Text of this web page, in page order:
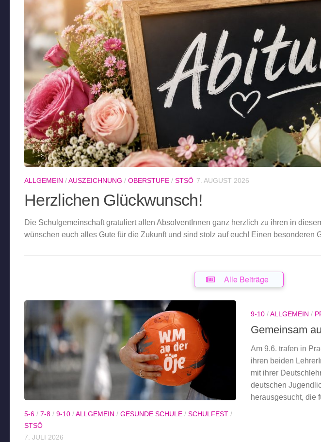
ALLGEMEIN /AUSZEICHNUNG / OBERSTUFE / STSÖ 7. AUGUST 2026
Herzlichen Glückwunsch!
Die Schulgemeinschaft gratuliert allen AbsolventInnen ganz herzlich zu ihren in
wünschen euch alles Gute für die Zukunft und sind stolz auf euch! Einen besonderen
Alle Beiträge
5-6 / 7-8 / 9-10 /ALLGEMEIN / GESUNDE SCHULE / SCHULFEST /
STSÖ
7. JULI 2026
9-10 /ALLGEMEIN /
Gemeinsam
Am 9.6. trafen in
ihren beiden
mit ihrer
deutschen
herausgesucht, die